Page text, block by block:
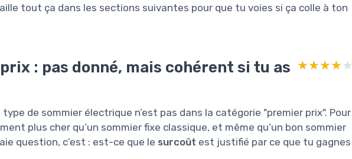
tout ça dans les sections suivantes pour que tu voies si ça colle à ton
: pas donné, mais cohérent si tu as ★★★★★
★★★★★
de sommier électrique n’est pas dans la catégorie "premier prix". Pour
plus cher qu’un sommier fixe classique, et même qu’un bon sommier
question, c’est : est-ce que le surcoût est justifié par ce que tu gagnes